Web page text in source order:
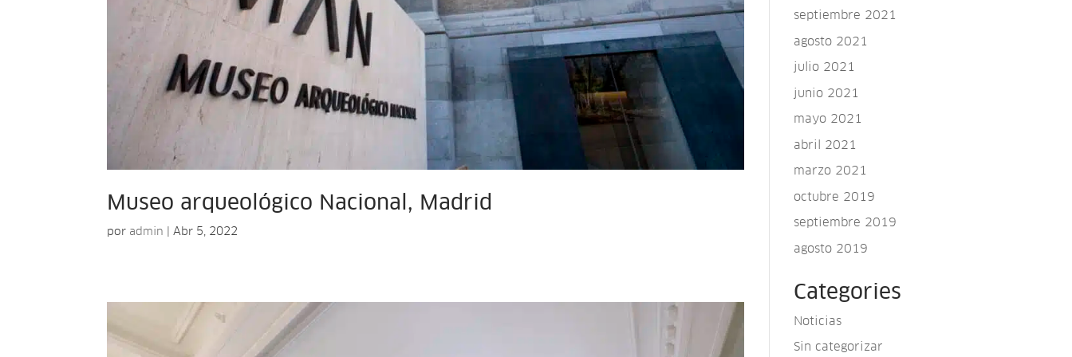
Museo arqueológico Nacional, Madrid
por admin |Abr 5, 2022
septiembre 2021
agosto 2021
julio 2021
junio 2021
mayo 2021
abril 2021
marzo 2021
octubre 2019
septiembre 2019
agosto 2019
Categories
Noticias
Sin categorizar